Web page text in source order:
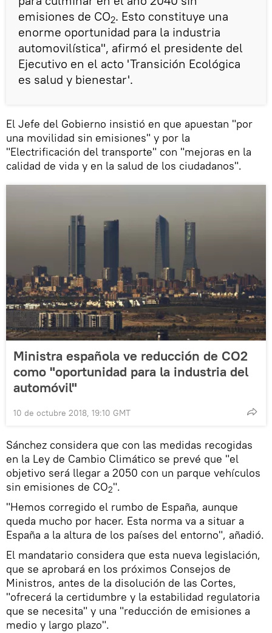
emisiones de CO2. Esto constituye una
enorme oportunidad para la industria
automovilística", afirmó el presidente del
Ejecutivo en el acto 'Transición Ecológica
es salud y bienestar'.
El Jefe del Gobierno insistió en que apuestan "por
una movilidad sin emisiones" y por la
"Electrificación del transporte" con "mejoras en la
calidad de vida y en la salud de los ciudadanos".
Ministra española ve reducción de CO2
como "oportunidad para la industria del
automóvil"
10 de octubre 2018, 19:10 GMT
Sánchez considera que con las medidas recogidas
en la Ley de Cambio Climático se prevé que "el
objetivo será llegar a 2050 con un parque vehículos
sin emisiones de CO2".
"Hemos corregido el rumbo de España, aunque
queda mucho por hacer. Esta norma va a situar a
España a la altura de los países del entorno", añadió.
El mandatario considera que esta nueva legislación,
que se aprobará en los próximos Consejos de
Ministros, antes de la disolución de las Cortes,
"ofrecerá la certidumbre y la estabilidad regulatoria
que se necesita" y una "reducción de emisiones a
medio y largo plazo".